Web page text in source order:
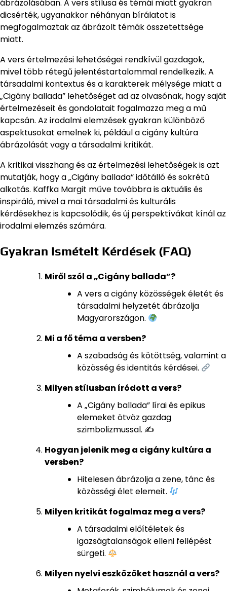
ábrázolásában. A vers stílusa és témái miatt gyakran
dicsérték, ugyanakkor néhányan bírálatot is
megfogalmaztak az ábrázolt témák összetettsége
miatt.
A vers értelmezési lehetőségei rendkívül gazdagok,
mivel több rétegű jelentéstartalommal rendelkezik. A
társadalmi kontextus és a karakterek mélysége miatt a
„Cigány ballada” lehetőséget ad az olvasónak, hogy saját
értelmezéseit és gondolatait fogalmazza meg a mű
kapcsán. Az irodalmi elemzések gyakran különböző
aspektusokat emelnek ki, például a cigány kultúra
ábrázolását vagy a társadalmi kritikát.
A kritikai visszhang és az értelmezési lehetőségek is azt
mutatják, hogy a „Cigány ballada” időtálló és sokrétű
alkotás. Kaffka Margit műve továbbra is aktuális és
inspiráló, mivel a mai társadalmi és kulturális
kérdésekhez is kapcsolódik, és új perspektívákat kínál az
irodalmi elemzés számára.
Gyakran Ismételt Kérdések (FAQ)
Miről szól a „Cigány ballada”?
A vers a cigány közösségek életét és
társadalmi helyzetét ábrázolja
Magyarországon.
Mi a fő téma a versben?
A szabadság és kötöttség, valamint a
közösség és identitás kérdései.
Milyen stílusban íródott a vers?
A „Cigány ballada” lírai és epikus
elemeket ötvöz gazdag
szimbolizmussal. ✍️
Hogyan jelenik meg a cigány kultúra a
versben?
Hitelesen ábrázolja a zene, tánc és
közösségi élet elemeit.
Milyen kritikát fogalmaz meg a vers?
A társadalmi előítéletek és
igazságtalanságok elleni fellépést
sürgeti.
Milyen nyelvi eszközöket használ a vers?